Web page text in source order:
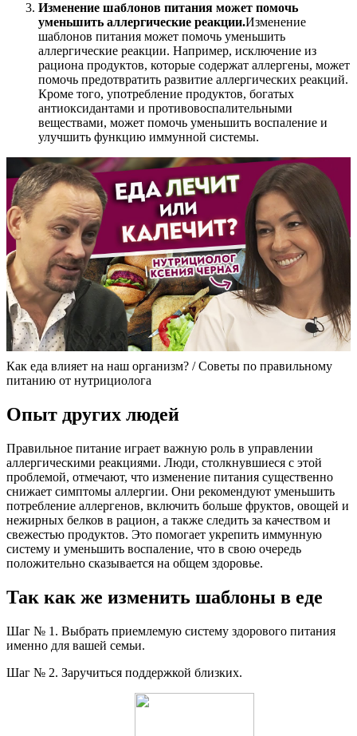
Изменение шаблонов питания может помочь
уменьшить аллергические реакции.Изменение
шаблонов питания может помочь уменьшить
аллергические реакции. Например, исключение из
рациона продуктов, которые содержат аллергены, может
помочь предотвратить развитие аллергических реакций.
Кроме того, употребление продуктов, богатых
антиоксидантами и противовоспалительными
веществами, может помочь уменьшить воспаление и
улучшить функцию иммунной системы.
Как еда влияет на наш организм? / Советы по правильному
питанию от нутрициолога
Опыт других людей
Правильное питание играет важную роль в управлении
аллергическими реакциями. Люди, столкнувшиеся с этой
проблемой, отмечают, что изменение питания существенно
снижает симптомы аллергии. Они рекомендуют уменьшить
потребление аллергенов, включить больше фруктов, овощей и
нежирных белков в рацион, а также следить за качеством и
свежестью продуктов. Это помогает укрепить иммунную
систему и уменьшить воспаление, что в свою очередь
положительно сказывается на общем здоровье.
Так как же изменить шаблоны в еде
Шаг № 1. Выбрать приемлемую систему здорового питания
именно для вашей семьи.
Шаг № 2. Заручиться поддержкой близких.